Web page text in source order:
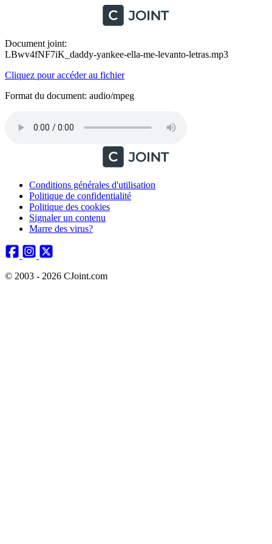
Document joint:
LBwv4fNF7iK_daddy-yankee-ella-me-levanto-letras.mp3
Cliquez pour accéder au fichier
Format du document: audio/mpeg
Conditions générales d'utilisation
Politique de confidentialité
Politique des cookies
Signaler un contenu
Marre des virus?
© 2003 - 2026 CJoint.com